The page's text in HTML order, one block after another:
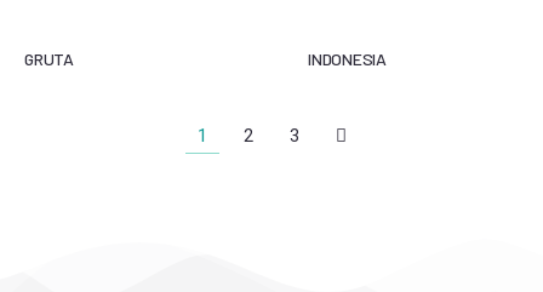
GRUTA INDONESIA
1 2 3